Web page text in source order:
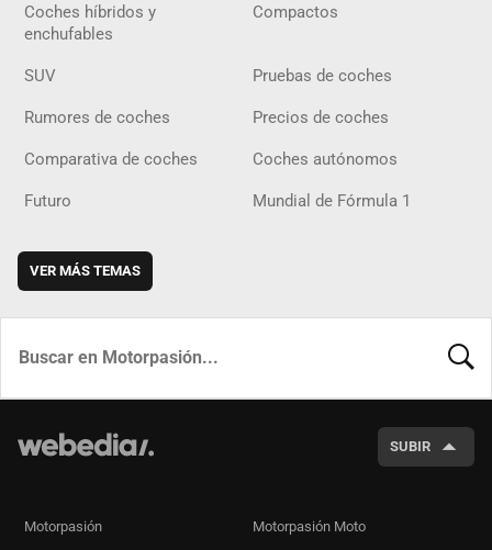
Coches híbridos y
enchufables
Compactos
SUV Pruebas de coches
Rumores de coches Precios de coches
Comparativa de coches Coches autónomos
Futuro Mundial de Fórmula 1
VER MÁS TEMAS
SUBIR
Motorpasión Motorpasión Moto